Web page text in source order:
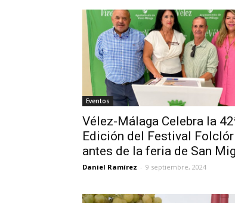
Eventos
Vélez-Málaga Celebra la
Edición del Festival
antes de la feria de San
Daniel Ramírez - 9 septiembre, 2024